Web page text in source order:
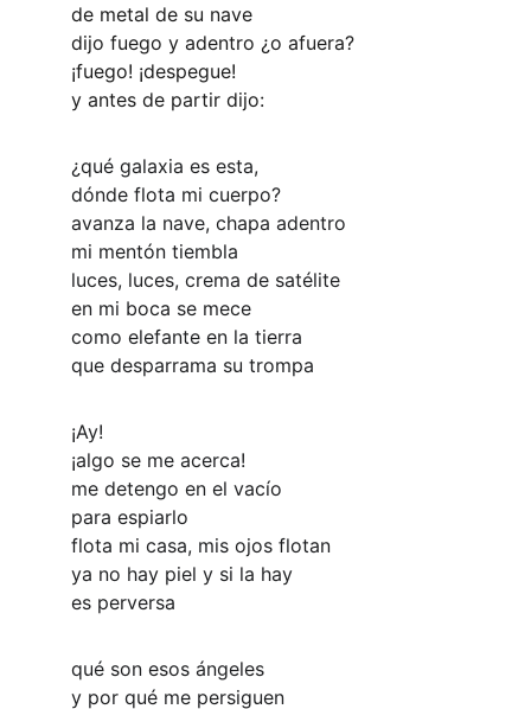
de metal de su nave
dijo fuego y adentro ¿o afuera?
¡fuego! ¡despegue!
y antes de partir dijo:
¿qué galaxia es esta,
dónde flota mi cuerpo?
avanza la nave, chapa adentro
mi mentón tiembla
luces, luces, crema de satélite
en mi boca se mece
como elefante en la tierra
que desparrama su trompa
¡Ay!
¡algo se me acerca!
me detengo en el vacío
para espiarlo
flota mi casa, mis ojos flotan
ya no hay piel y si la hay
es perversa
qué son esos ángeles
y por qué me persiguen